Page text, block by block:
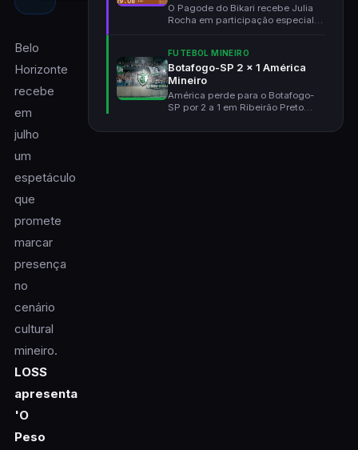
Belo
Horizonte
recebe
em
julho
um
espetáculo
que
promete
marcar
presença
no
cenário
cultural
mineiro.
LOSS
apresenta
'O
Peso
O Pagode do Bikari recebe Julia
Rocha em participação especial
FUTEBOL MINEIRO
Botafogo-SP 2 x 1 América
Mineiro
América perde para o Botafogo-
SP por 2 a 1 em Ribeirão Preto